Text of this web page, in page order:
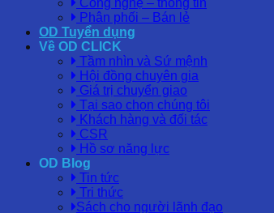
Công nghệ – thông tin
Phân phối – Bán lẻ
OD Tuyển dụng
Về OD CLICK
Tầm nhìn và Sứ mệnh
Hội đồng chuyên gia
Giá trị chuyển giao
Tại sao chọn chúng tôi
Khách hàng và đối tác
CSR
Hồ sơ năng lực
OD Blog
Tin tức
Tri thức
Sách cho người lãnh đạo